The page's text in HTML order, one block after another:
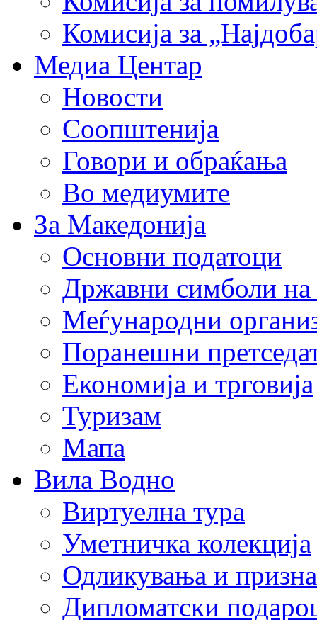
Комисија за
Медиа Центар
Новости
Соопштенија
Говори и обраќања
Во медиумите
За Македонија
Основни податоци
Државни симболи
Меѓународни
Поранешни
Економија и трговија
Туризам
Мапа
Вила Водно
Виртуелна тура
Уметничка колекција
Одликувања и
Дипломатски